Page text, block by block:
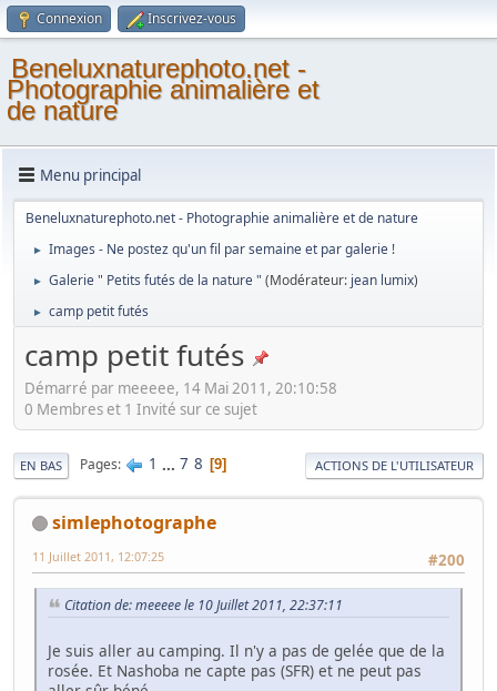
Connexion Inscrivez-vous
Beneluxnaturephoto.net -
Photographie animalière et
de nature
Menu principal
Beneluxnaturephoto.net - Photographie animalière et de nature
► Images - Ne postez qu'un fil par semaine et par galerie !
► Galerie " Petits futés de la nature " (Modérateur: jean lumix)
► camp petit futés
camp petit futés
Démarré par meeeee, 14 Mai 2011, 20:10:58
0 Membres et 1 Invité sur ce sujet
EN BAS Pages 1 ... 7 8 9 ACTIONS DE L'UTILISATEUR
simlephotographe
#200
11 Juillet 2011, 12:07:25
Citation de: meeeee le 10 Juillet 2011, 22:37:11
Je suis aller au camping. Il n'y a pas de gelée que de la
rosée. Et Nashoba ne capte pas (SFR) et ne peut pas